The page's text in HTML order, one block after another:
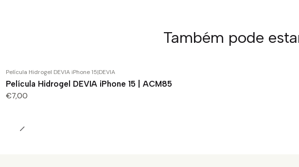
Também pode
Película Hidrogel DEVIA iPhone 15|DEVIA
Película Hidrogel DEVIA iPhone 15 | ACM85
€7,00